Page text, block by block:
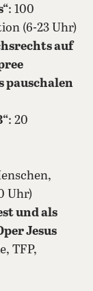
: 100
(6-23 Uhr)
auf
pauschalen
: 20
Uhr)
und als
Jesus
TFP,